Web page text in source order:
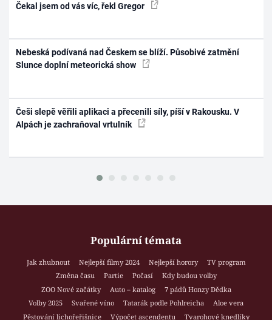
Čekal jsem od vás víc, řekl Gregor
Nebeská podívaná nad Českem se blíží. Působivé zatmění
Slunce doplní meteorická show
Češi slepě věřili aplikaci a přecenili síly, píší v Rakousku. V
Alpách je zachraňoval vrtulník
Populární témata
Jak zhubnout Nejlepší filmy 2024 Nejlepší horory
TV program
Změna času
Partie Počasí
Kdy budou volby
ZOO Nové začátky
Auto – katalog
7 pádů Honzy Dědka
Volby 2025
Svařené víno Tatarák podle Pohlreicha
Aloe vera
Pěstování lichořeřišnice
Výpočet ascendentu
Tvarohové knedlíky